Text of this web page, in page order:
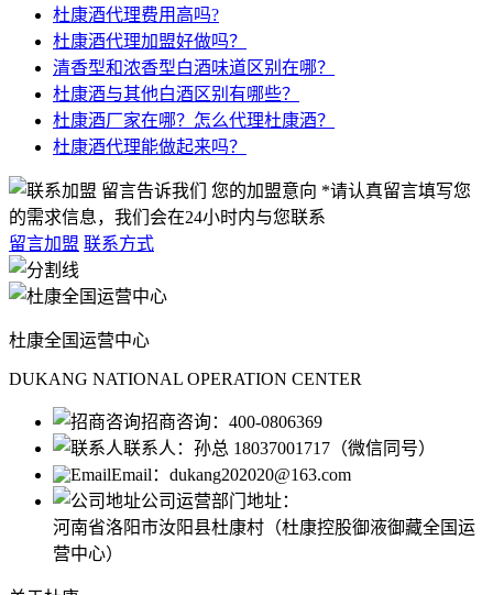
杜康酒代理费用高吗?
杜康酒代理加盟好做吗？
清香型和浓香型白酒味道区别在哪？
杜康酒与其他白酒区别有哪些？
杜康酒厂家在哪？怎么代理杜康酒？
杜康酒代理能做起来吗？
留言告诉我们 您的加盟意向 *请认真留言填写您
的需求信息，我们会在24小时内与您联系
留言加盟 联系方式
杜康全国运营中心
DUKANG NATIONAL OPERATION CENTER
招商咨询： 400-0806369
联系人： 孙总 18037001717（微信同号）
Email： dukang202020@163.com
公司运营部门地址：
河南省洛阳市汝阳县杜康村（杜康控股御液御藏全国运
营中心）